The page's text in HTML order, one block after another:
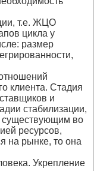
т.е. ЖЦО
цикла у
размер
клиента. Стадия
и
стабилизации,
существующим во
ресурсов,
на рынке, то она
Укрепление